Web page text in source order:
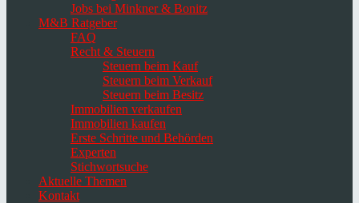
Jobs bei Minkner & Bonitz
M&B Ratgeber
FAQ
Recht & Steuern
Steuern beim Kauf
Steuern beim Verkauf
Steuern beim Besitz
Immobilien verkaufen
Immobilien kaufen
Erste Schritte und Behörden
Experten
Stichwortsuche
Aktuelle Themen
Kontakt